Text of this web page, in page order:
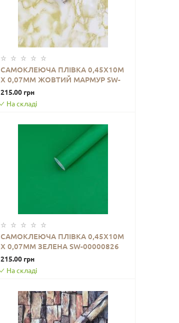
САМОКЛЕЮЧА ПЛІВКА 0,45Х10М
Х 0,07ММ ЖОВТИЙ МАРМУР SW-
00000816
215.00 грн
На складі
ДО КОШИКА
САМОКЛЕЮЧА ПЛІВКА 0,45Х10М
Х 0,07ММ ЗЕЛЕНА SW-00000826
215.00 грн
На складі
ДО КОШИКА